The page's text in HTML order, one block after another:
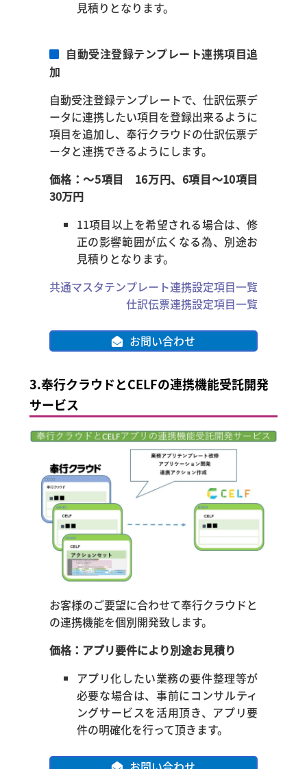
見積りとなります。
自動受注登録テンプレート連携項目追
加
自動受注登録テンプレートで、仕訳伝票デ
ータに連携したい項目を登録出来るように
項目を追加し、奉行クラウドの仕訳伝票デ
ータと連携できるようにします。
価格：～5項目 16万円、6項目～10項目
30万円
11項目以上を希望される場合は、修
正の影響範囲が広くなる為、別途お
見積りとなります。
共通マスタテンプレート連携設定項目一覧
仕訳伝票連携設定項目一覧
お問い合わせ
3.奉行クラウドとCELFの連携機能受託開発
サービス
お客様のご要望に合わせて奉行クラウドと
の連携機能を個別開発致します。
価格：アプリ要件により別途お見積り
アプリ化したい業務の要件整理等が
必要な場合は、事前にコンサルティ
ングサービスを活用頂き、アプリ要
件の明確化を行って頂きます。